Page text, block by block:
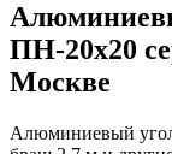
ПН-20х20
Москве
Алюминиевый